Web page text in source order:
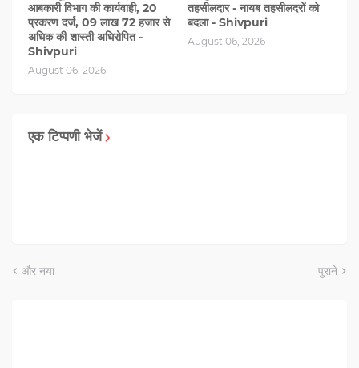
आबकारी विभाग की कार्यवाही, 20
प्रकरण दर्ज, 09 लाख 72 हजार से
अधिक की शास्ती अधिरोपित -
Shivpuri
August 06, 2026
तहसीलदार - नायब तहसीलदरों को
बदला - Shivpuri
August 06, 2026
एक टिप्पणी भेजें
और नया पुराने